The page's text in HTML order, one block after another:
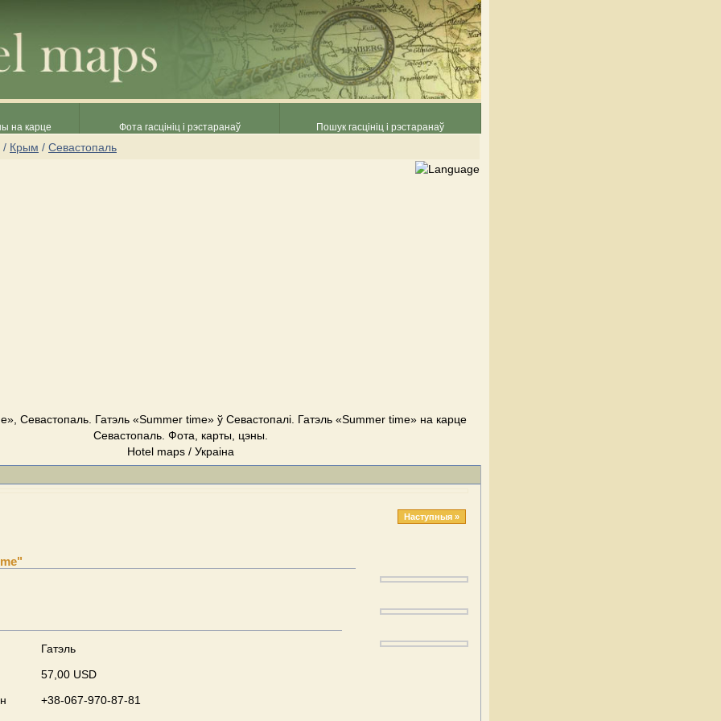
на карце Фота гасцініц і рэстаранаў Пошук гасцініц і рэстаранаў
/ Крым / Севастопаль
Севастопаль. Гатэль «Summer time» ў Севастопалі. Гатэль «Summer time» на карце
Севастопаль. Фота, карты, цэны.
Hotel maps / Украіна
Наступныя »
Гатэль
57,00 USD
+38-067-970-87-81